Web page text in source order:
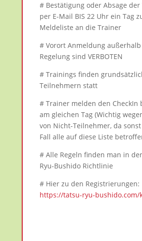
# Bestätigung oder Absage
per E-Mail BIS 22 Uhr ein Tag
Meldeliste an die Trainer
# Vorort Anmeldung
Regelung sind VERBOTEN
# Trainings finden
Teilnehmern statt
# Trainer melden den CheckIn
am gleichen Tag (Wichtig
von Nicht-Teilnehmer, da
Fall alle auf diese Liste
# Alle Regeln finden man in
Ryu-Bushido Richtlinie
# Hier zu den Registrierungen:
https://tatsu-ryu-bushido.com/